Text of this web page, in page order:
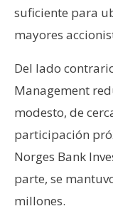
suficiente para
mayores
Del lado
Management
modesto, de
participación
Norges Bank
parte, se
millones.